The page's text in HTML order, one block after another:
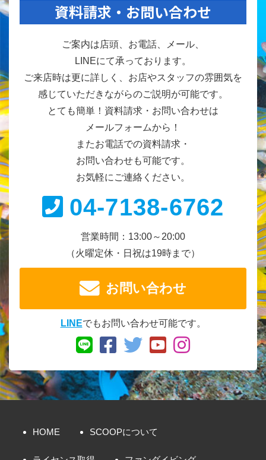
資料請求・お問い合わせ
ご案内は店頭、お電話、メール、
LINEにて承っております。
ご来店時は更に詳しく、お店やスタッフの雰囲気を
感じていただきながらのご説明が可能です。
とても簡単！資料請求・お問い合わせは
メールフォームから！
またお電話での資料請求・
お問い合わせも可能です。
お気軽にご連絡ください。
04-7138-6762
営業時間：13:00～20:00
（火曜定休・日祝は19時まで）
お問い合わせ
LINEでもお問い合わせ可能です。
HOME SCOOPについて